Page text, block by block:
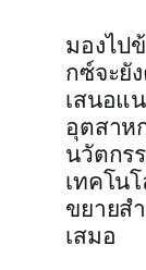
มองไป
กซ์จะยั
เสนอแ
อุตสาห
นวัตกร
เทคโน
ขยายส
เสมอ